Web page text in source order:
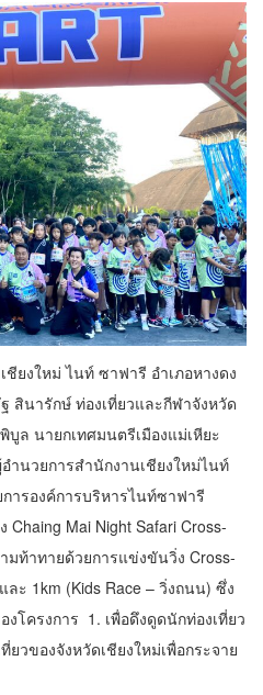
ยงใหม่ ไนท์ ซาฟารี อำเภอหางดง
สินารักษ์ ท่องเที่ยวและกีฬาจังหวัด
ล นายกเทศมนตรีเมืองแม่เหียะ
ำนวยการสำนักงานเชียงใหม่ไนท์
รองค์การบริหารไนท์ซาฟารี
Chaing Mai Night Safari Cross-
ท้าทายด้วยการแข่งขันวิ่ง Cross-
ละ 1km (Kids Race – วิ่งถนน) ซึ่ง
งโครงการ 1. เพื่อดึงดูดนักท่องเที่ยว
ยวของจังหวัดเชียงใหม่เพื่อกระจาย